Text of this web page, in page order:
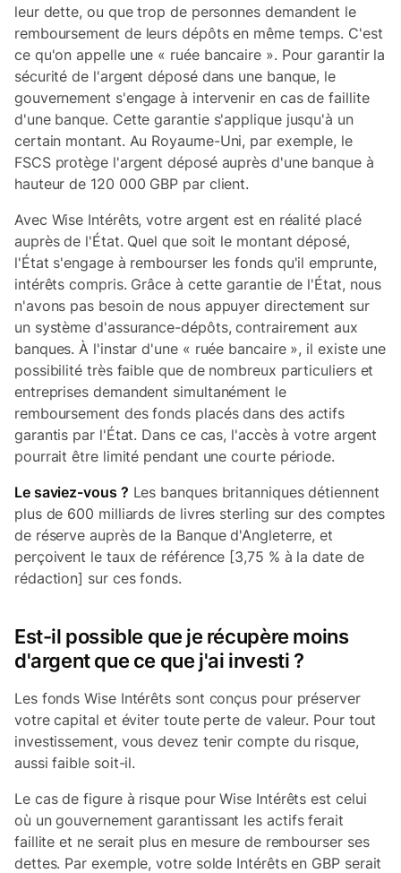
leur dette, ou que trop de personnes demandent le
remboursement de leurs dépôts en même temps. C'est
ce qu'on appelle une « ruée bancaire ». Pour garantir la
sécurité de l'argent déposé dans une banque, le
gouvernement s'engage à intervenir en cas de faillite
d'une banque. Cette garantie s'applique jusqu'à un
certain montant. Au Royaume-Uni, par exemple, le
FSCS protège l'argent déposé auprès d'une banque à
hauteur de 120 000 GBP par client.
Avec Wise Intérêts, votre argent est en réalité placé
auprès de l'État. Quel que soit le montant déposé,
l'État s'engage à rembourser les fonds qu'il emprunte,
intérêts compris. Grâce à cette garantie de l'État, nous
n'avons pas besoin de nous appuyer directement sur
un système d'assurance-dépôts, contrairement aux
banques. À l'instar d'une « ruée bancaire », il existe une
possibilité très faible que de nombreux particuliers et
entreprises demandent simultanément le
remboursement des fonds placés dans des actifs
garantis par l'État. Dans ce cas, l'accès à votre argent
pourrait être limité pendant une courte période.
Le saviez-vous ? Les banques britanniques détiennent
plus de 600 milliards de livres sterling sur des comptes
de réserve auprès de la Banque d'Angleterre, et
perçoivent le taux de référence [3,75 % à la date de
rédaction] sur ces fonds.
Est-il possible que je récupère moins
d'argent que ce que j'ai investi ?
Les fonds Wise Intérêts sont conçus pour préserver
votre capital et éviter toute perte de valeur. Pour tout
investissement, vous devez tenir compte du risque,
aussi faible soit-il.
Le cas de figure à risque pour Wise Intérêts est celui
où un gouvernement garantissant les actifs ferait
faillite et ne serait plus en mesure de rembourser ses
dettes. Par exemple, votre solde Intérêts en GBP serait